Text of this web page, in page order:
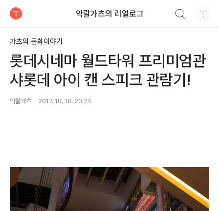
악랄가츠의 리얼로그
가츠의 문화이야기
롯데시네마 월드타워 프리미엄관
샤롯데 아이 캔 스피크 관람기!
악랄가츠 2017. 10. 18. 20:24